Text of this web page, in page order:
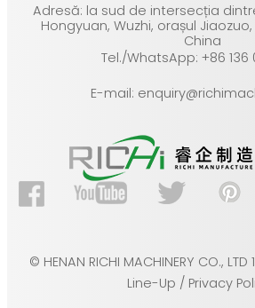
Adresă: la sud de intersecția
Hongyuan, Wuzhi, orașul
China
Tel./WhatsApp: +86 136
E-mail:
© HENAN RICHI MACHINERY CO.,
Line-Up / Privacy